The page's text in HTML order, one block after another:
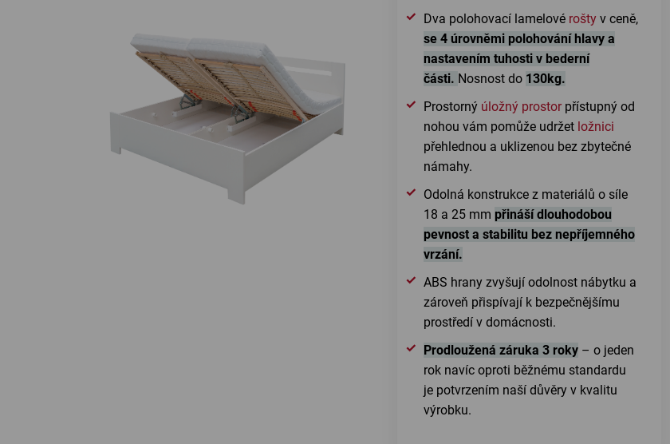
Dva polohovací lamelové rošty v ceně,
se 4 úrovněmi polohování hlavy a
nastavením tuhosti v bederní
části. Nosnost do 130kg.
Prostorný úložný prostorpřístupný od
nohou vám pomůže udržet ložnici
přehlednou a uklizenou bez zbytečné
námahy.
Odolná konstrukce z materiálů o síle
18 a 25 mm přináší dlouhodobou
pevnost a stabilitu bez nepříjemného
vrzání.
ABS hrany zvyšují odolnost nábytku a
zároveň přispívají k bezpečnějšímu
prostředí v domácnosti.
Prodloužená záruka 3 roky – o jeden
rok navíc oproti běžnému standardu
je potvrzením naší důvěry v kvalitu
výrobku.